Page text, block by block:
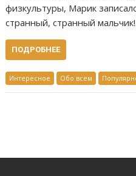
физкультуры, Марик
странный, странный
ПОДРОБНЕЕ
Интересное Обо всем